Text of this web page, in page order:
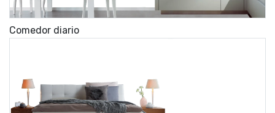
Comedor diario